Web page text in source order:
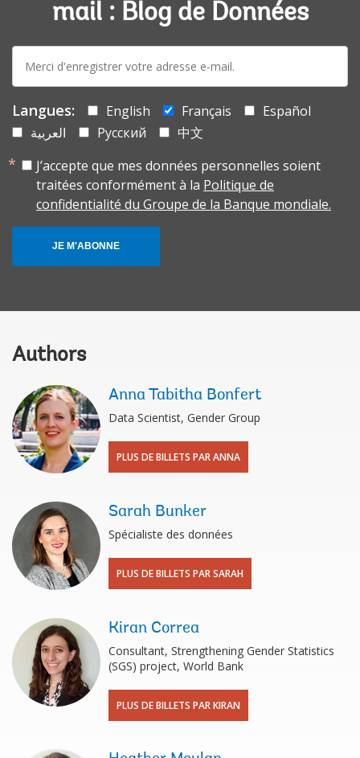
mail : Blog de Données
mail:
Langues: English Français
Español
العربية
Русский
中文
J’accepte que mes données personnelles soient
traitées conformément à la Politique de
confidentialité du Groupe de la Banque mondiale.
JE M'ABONNE
Authors
Anna Tabitha Bonfert
Data Scientist, Gender Group
PLUS DE BILLETS PAR ANNA
Sarah Bunker
Spécialiste des données
PLUS DE BILLETS PAR SARAH
Kiran Correa
Consultant, Strengthening Gender Statistics
(SGS) project, World Bank
PLUS DE BILLETS PAR KIRAN